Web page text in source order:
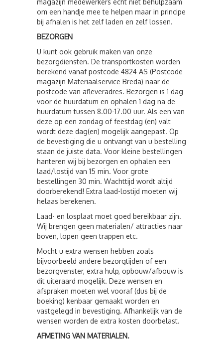
magazijn medewerkers echt niet behulpzaam
om een handje mee te helpen maar in principe
bij afhalen is het zelf laden en zelf lossen.
BEZORGEN
U kunt ook gebruik maken van onze
bezorgdiensten. De transportkosten worden
berekend vanaf postcode 4824 AS (Postcode
magazijn Materiaalservice Breda) naar de
postcode van afleveradres. Bezorgen is 1 dag
voor de huurdatum en ophalen 1 dag na de
huurdatum tussen 8.00-17.00 uur. Als een van
deze op een zondag of feestdag (en) valt
wordt deze dag(en) mogelijk aangepast. Op
de bevestiging die u ontvangt van u bestelling
staan de juiste data. Voor kleine bestellingen
hanteren wij bij bezorgen en ophalen een
laad/lostijd van 15 min. Voor grote
bestellingen 30 min. Wachttijd wordt altijd
doorberekend! Extra laad-lostijd moeten wij
helaas berekenen.
Laad- en losplaat moet goed bereikbaar zijn.
Wij brengen geen materialen/ attracties naar
boven, lopen geen trappen etc.
Mocht u extra wensen hebben zoals
bijvoorbeeld andere bezorgtijden of een
bezorgvenster, extra hulp, opbouw/afbouw is
dit uiteraard mogelijk. Deze wensen en
afspraken moeten wel vooraf (dus bij de
boeking) kenbaar gemaakt worden en
vastgelegd in bevestiging. Afhankelijk van de
wensen worden de extra kosten doorbelast.
AFMETING VAN MATERIALEN.